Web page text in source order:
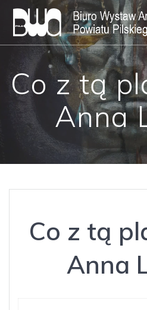
Skip
to
Co z tą
Anna
Co z tą
Anna